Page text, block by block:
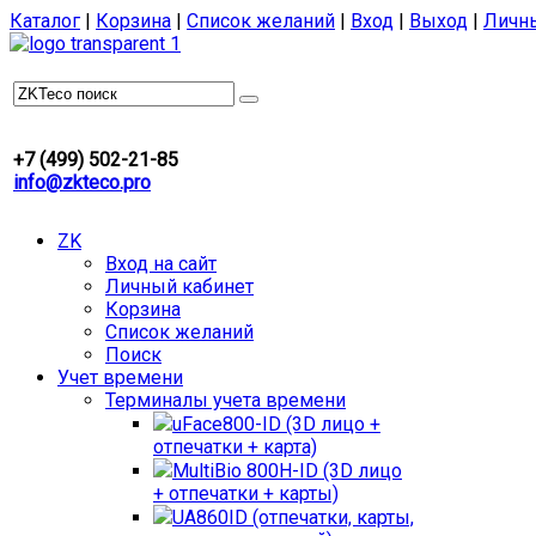
Каталог | Корзина | Список желаний | Вход | Выход |
+7 (499) 502-21-85
info@zkteco.pro
ZK
Вход на сайт
Личный кабинет
Корзина
Список желаний
Поиск
Учет времени
Терминалы учета времени
uFace800-ID (3D лицо +
отпечатки + карта)
MultiBio 800H-ID (3D лицо
+ отпечатки + карты)
UA860ID (отпечатки, карты,